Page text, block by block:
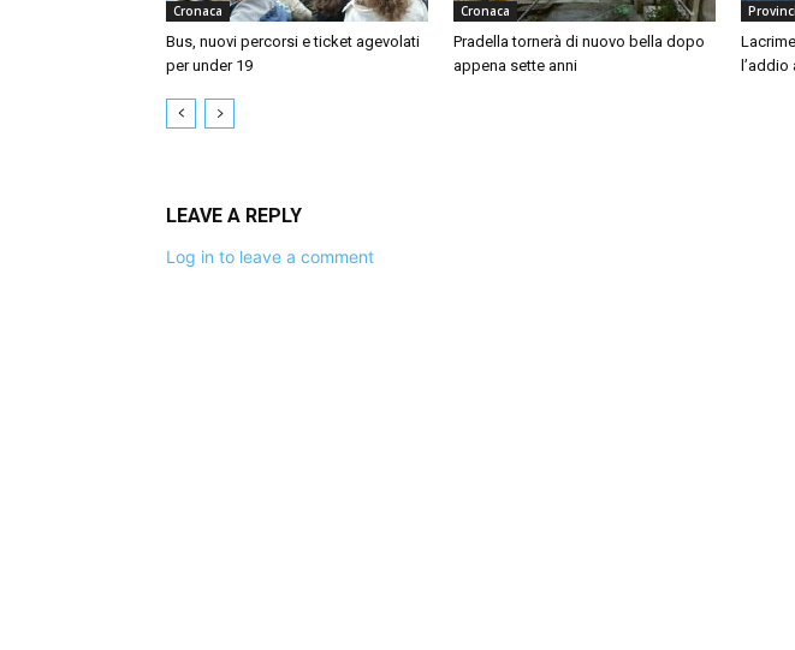
Cronaca
Bus, nuovi percorsi e ticket agevolati
per under 19
Cronaca
Pradella tornerà di nuovo bella dopo
appena sette anni
LEAVE A REPLY
Log in to leave a comment